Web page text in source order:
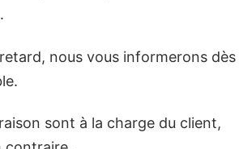
nous vous informerons dès
sont à la charge du client,